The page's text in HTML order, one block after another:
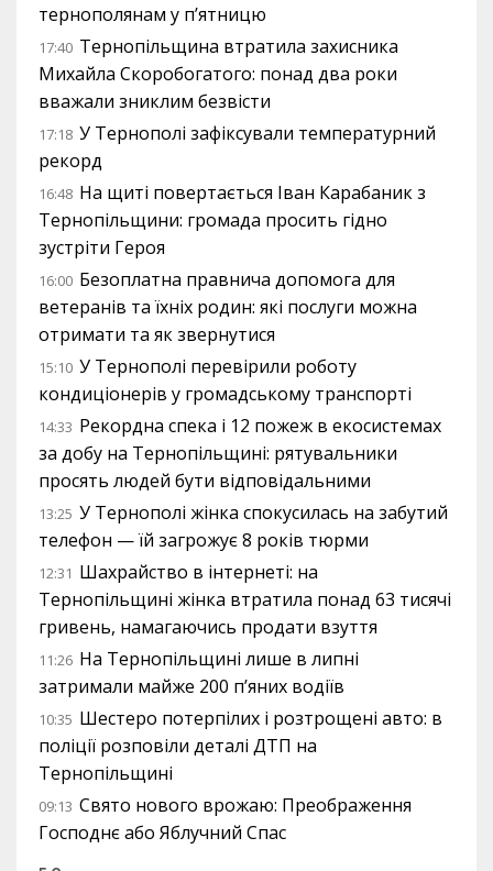
тернополянам у п’ятницю
17:40 Тернопільщина втратила захисника
Михайла Скоробогатого: понад два роки
вважали зниклим безвісти
17:18 У Тернополі зафіксували температурний
рекорд
16:48 На щиті повертається Іван Карабаник з
Тернопільщини: громада просить гідно
зустріти Героя
16:00 Безоплатна правнича допомога для
ветеранів та їхніх родин: які послуги можна
отримати та як звернутися
15:10 У Тернополі перевірили роботу
кондиціонерів у громадському транспорті
14:33 Рекордна спека і 12 пожеж в екосистемах
за добу на Тернопільщині: рятувальники
просять людей бути відповідальними
13:25 У Тернополі жінка спокусилась на забутий
телефон — їй загрожує 8 років тюрми
12:31 Шахрайство в інтернеті: на
Тернопільщині жінка втратила понад 63 тисячі
гривень, намагаючись продати взуття
11:26 На Тернопільщині лише в липні
затримали майже 200 п’яних водіїв
10:35 Шестеро потерпілих і розтрощені авто: в
поліції розповіли деталі ДТП на
Тернопільщині
09:13 Свято нового врожаю: Преображення
Господнє або Яблучний Спас